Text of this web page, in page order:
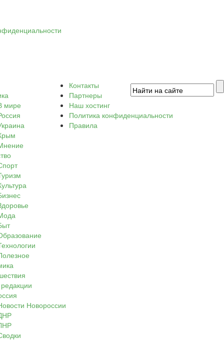
мире
Новороссии
Контакты
Партнеры
Наш хостинг
Политика конфиденциальности
Правила